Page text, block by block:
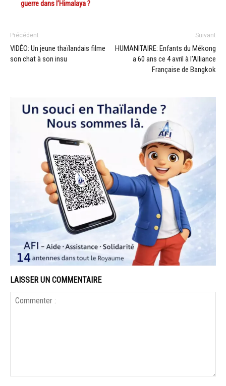
guerre dans l’Himalaya ?
Précédent
VIDÉO: Un jeune thaïlandais filme
son chat à son insu
Suivant
HUMANITAIRE: Enfants du Mékong
a 60 ans ce 4 avril à l’Alliance
Française de Bangkok
LAISSER UN COMMENTAIRE